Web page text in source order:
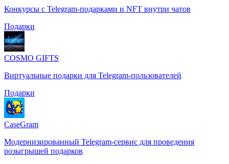
Конкурсы с Telegram-подарками и NFT внутри чатов
Подарки
COSMO GIFTS
Виртуальные подарки для Telegram-пользователей
Подарки
CaseGram
Модернизированный Telegram-сервис для проведения
розыгрышей подарков